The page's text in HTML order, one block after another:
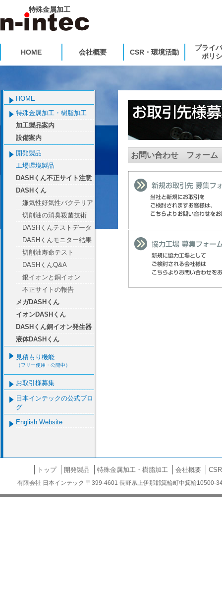
特殊金属加工
HOME 会社概要 CSR・環境活動
プライ
ポリ
お問い合わせ フォーム
HOME
特殊金属加工・樹脂加工
加工製品案内
設備案内
開発製品
工場環境製品
DASHくん不正サイト注意
DASHくん
嫌気性好気性バクテリア
切削油の消臭殺菌技術
DASHくんテストデータ
DASHくんモニター結果
切削油寿命テスト
DASHくんQ&A
銀イオンと銅イオン
不正サイトの報告
メガDASHくん
イオンDASHくん
DASHくん銅イオン発生器
液体DASHくん
見積もり機能
（フリー使用・公開中）
お取引様募集
日本インテックの公式ブロ
グ
English Website
トップ 開発製品 特殊金属加工・樹脂加工 会社概要
有限会社 日本インテック 〒399-4601 長野県上伊那郡箕輪町中箕輪